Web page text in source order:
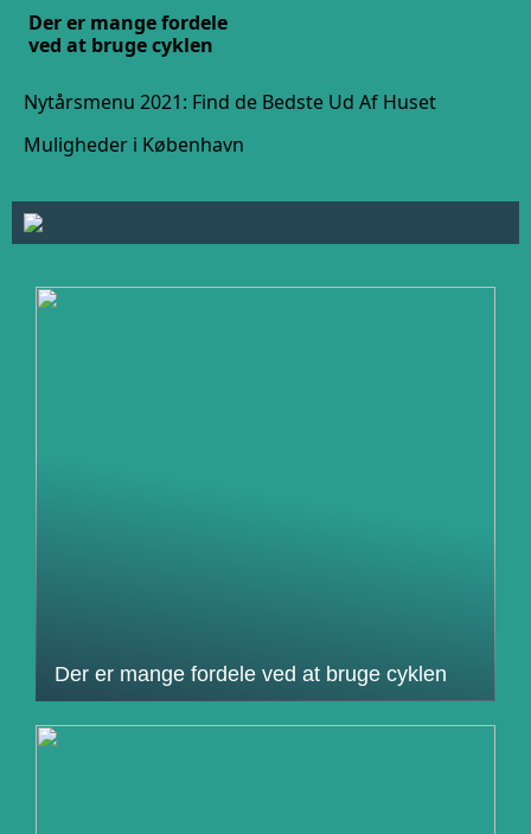
Der er mange fordele
ved at bruge cyklen
Nytårsmenu 2021: Find de Bedste Ud Af Huset
Muligheder i København
Der er mange fordele ved at bruge cyklen